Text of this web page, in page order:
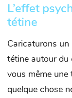
L’effet
tétine
Caricaturons
tétine autour
vous même une
quelque chose